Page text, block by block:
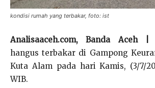
kondisi rumah yang terbakar, foto: ist
Analisaaceh.com, Banda Aceh |
hangus terbakar di Gampong
Kuta Alam pada hari Kamis, (3/7/
WIB.